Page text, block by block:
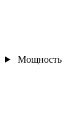
Мощность